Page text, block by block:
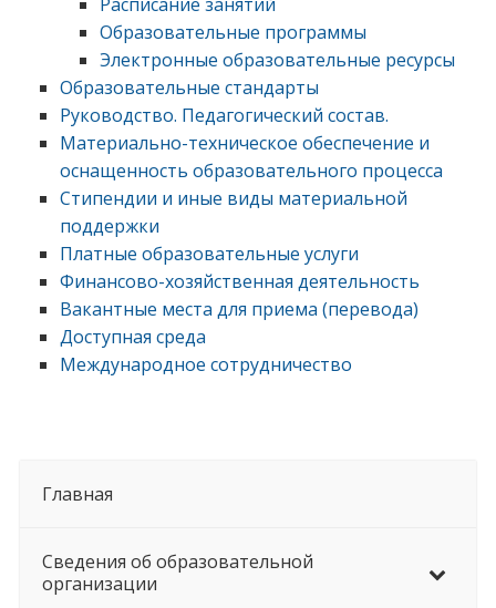
Главная
Сведения об образовательной
организации
Образовательные программы
Электронные образовательные ресурсы
Образовательные стандарты
Руководство. Педагогический состав.
Материально-техническое обеспечение и
оснащенность образовательного процесса
Стипендии и иные виды материальной
поддержки
Платные образовательные услуги
Финансово-хозяйственная деятельность
Вакантные места для приема (перевода)
Доступная среда
Международное сотрудничество